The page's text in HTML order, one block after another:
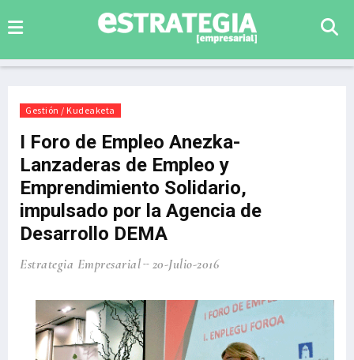
Gestión / Kudeaketa
I Foro de Empleo Anezka-
Lanzaderas de Empleo y
Emprendimiento Solidario,
impulsado por la Agencia de
Desarrollo DEMA
Estrategia Empresarial 20-Julio-2016